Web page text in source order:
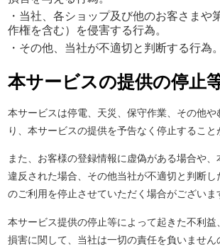
・当社、各ショップ及び他のお客さまや
作権を含む）を侵害する行為。
・その他、当社が不適切と判断する行為。
本サービスの提供の停止
本サービスは停電、天災、保守作業、その他や
り、本サービスの提供を予告なく停止すること
また、お客様の登録情報に虚偽がある場合や、
違反された場合、その他当社が不適切と判断し
のご利用を停止させていただく場合がございま
本サービス提供の停止等によって起きた不利益
損害に関して、当社は一切の責任を負いません